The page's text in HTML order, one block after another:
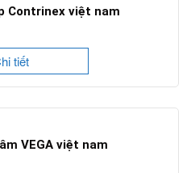
Contrinex việt nam
tiết
VEGA việt nam